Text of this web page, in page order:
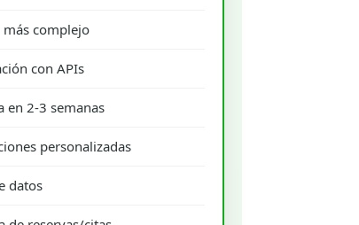
más complejo
con APIs
en 2-3 semanas
personalizadas
datos